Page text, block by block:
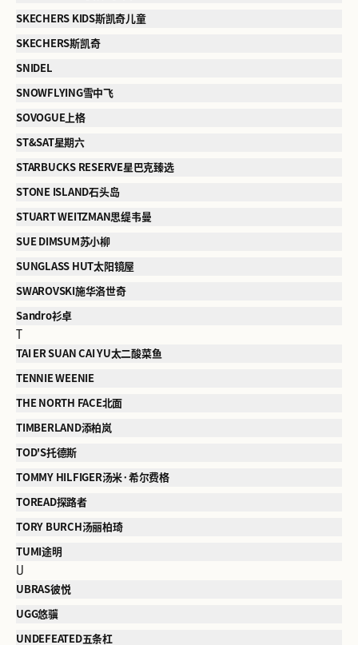
SKECHERS KIDS斯凯奇儿童
SKECHERS斯凯奇
SNIDEL
SNOWFLYING雪中飞
SOVOGUE上格
ST&SAT星期六
STARBUCKS RESERVE星巴克臻选
STONE ISLAND石头岛
STUART WEITZMAN思缇韦曼
SUE DIMSUM苏小柳
SUNGLASS HUT太阳镜屋
SWAROVSKI施华洛世奇
Sandro衫卓
T
TAI ER SUAN CAI YU太二酸菜鱼
TENNIE WEENIE
THE NORTH FACE北面
TIMBERLAND添柏岚
TOD'S托德斯
TOMMY HILFIGER汤米·希尔费格
TOREAD探路者
TORY BURCH汤丽柏琦
TUMI途明
U
UBRAS彼悦
UGG悠骥
UNDEFEATED五条杠